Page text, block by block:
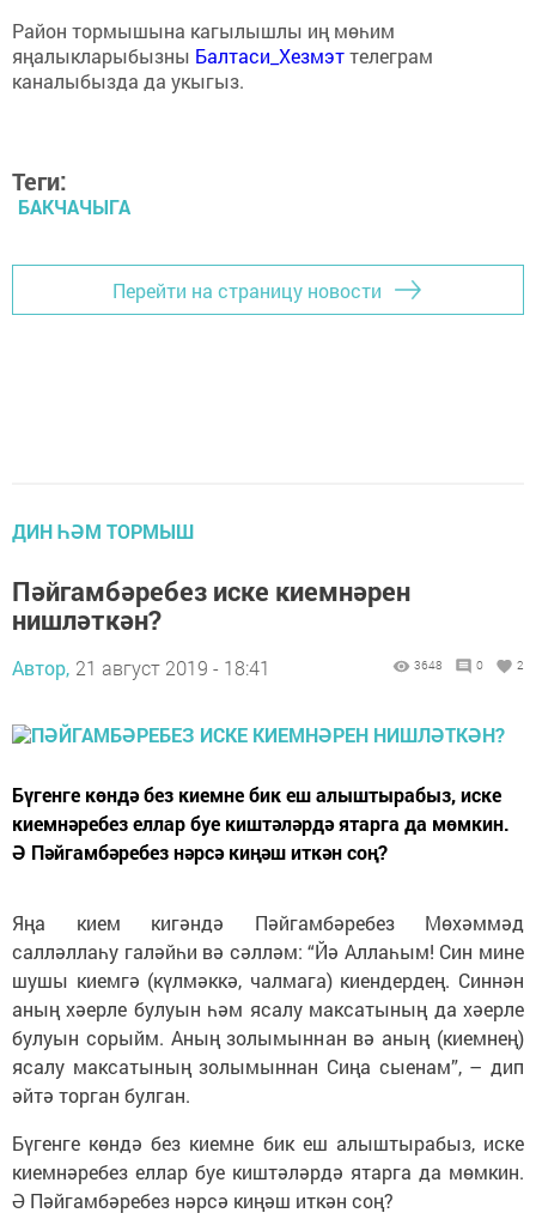
Район тормышына кагылышлы иң мөһим
яңалыкларыбызны Балтаси_Хезмэттелеграм
каналыбызда да укыгыз.
Теги:
БАКЧАЧЫГА
Перейти на страницу новости
ДИН ҺӘМ ТОРМЫШ
Пәйгамбәребез иске киемнәрен
нишләткән?
Автор, 21 август 2019 - 18:41 3648 0 2
Бүгенге көндә без киемне бик еш алыштырабыз, иске
киемнәребез еллар буе киштәләрдә ятарга да мөмкин.
Ә Пәйгамбәребез нәрсә киңәш иткән соң?
Яңа кием кигәндә Пәйгамбәребез Мөхәммәд
салләллаһу галәйһи вә сәлләм: “Йә Аллаһым! Син мине
шушы киемгә (күлмәккә, чалмага) киендердең. Синнән
аның хәерле булуын һәм ясалу максатының да хәерле
булуын сорыйм. Аның золымыннан вә аның (киемнең)
ясалу максатының золымыннан Сиңа сыенам”, – дип
әйтә торган булган.
Бүгенге көндә без киемне бик еш алыштырабыз, иске
киемнәребез еллар буе киштәләрдә ятарга да мөмкин.
Ә Пәйгамбәребез нәрсә киңәш иткән соң?